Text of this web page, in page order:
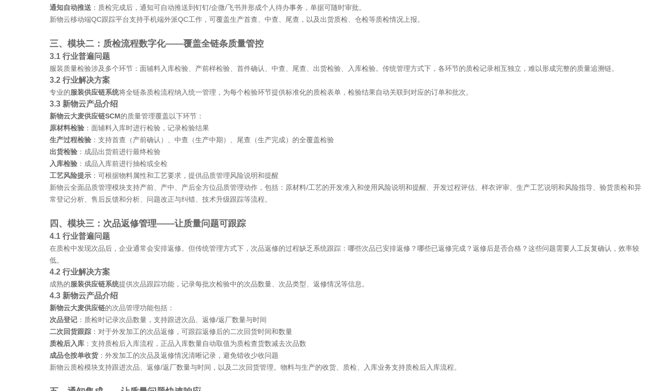
通知自动推送 ：质检完成后，通知可自动推送到钉钉/企微/飞书并形成个人待办事务，单据可随时审批。
新物云移动端QC跟踪平台支持手机端外派QC工作，可覆盖生产首查、中查、尾查，以及出货质检、仓检等质检情况上报。
三、模块二：质检流程数字化——覆盖全链条质量管控
3.1 行业普遍问题
服装质量检验涉及多个环节：面辅料入库检验、产前样检验、首件确认、中查、尾查、出货检验、入库检验。传统管理方式下，各环节的质检记录相互独立，难以形成完整的质量追溯链。
3.2 行业解决方案
专业的服装供应链系统将全链条质检流程纳入统一管理，为每个检验环节提供标准化的质检表单，检验结果自动关联到对应的订单和批次。
3.3 新物云产品介绍
新物云大麦供应链SCM的质量管理覆盖以下环节：
原材料检验 ：面辅料入库时进行检验，记录检验结果
生产过程检验 ：支持首查（产前确认）、中查（生产中期）、尾查（生产完成）的全覆盖检验
出货检验 ：成品出货前进行最终检验
入库检验 ：成品入库前进行抽检或全检
工艺风险提示 ：可根据物料属性和工艺要求，提供品质管理风险说明和提醒
新物云全面品质管理模块支持产前、产中、产后全方位品质管理动作，包括：原材料/工艺的开发准入和使用风险说明和提醒、开发过程评估、样衣评审、生产工艺说明和风险指导、验货质检和异
常登记分析、售后反馈和分析、问题改正与纠错、技术升级跟踪等流程。
四、模块三：次品返修管理——让质量问题可跟踪
4.1 行业普遍问题
在质检中发现次品后，企业通常会安排返修。但传统管理方式下，次品返修的过程缺乏系统跟踪：哪些次品已安排返修？哪些已返修完成？返修后是否合格？这些问题需要人工反复确认，效率较
低。
4.2 行业解决方案
成熟的服装供应链系统提供次品跟踪功能，记录每批次检验中的次品数量、次品类型、返修情况等信息。
4.3 新物云产品介绍
新物云大麦供应链的次品管理功能包括：
次品登记 ：质检时记录次品数量，支持跟进次品、返修/返厂数量与时间
二次回货跟踪 ：对于外发加工的次品返修，可跟踪返修后的二次回货时间和数量
质检后入库 ：支持质检后入库流程，正品入库数量自动取值为质检查货数减去次品数
成品仓按单收货：外发加工的次品及返修情况清晰记录，避免错收少收问题
新物云质检模块支持跟进次品、返修/返厂数量与时间，以及二次回货管理。物料与生产的收货、质检、入库业务支持质检后入库流程。